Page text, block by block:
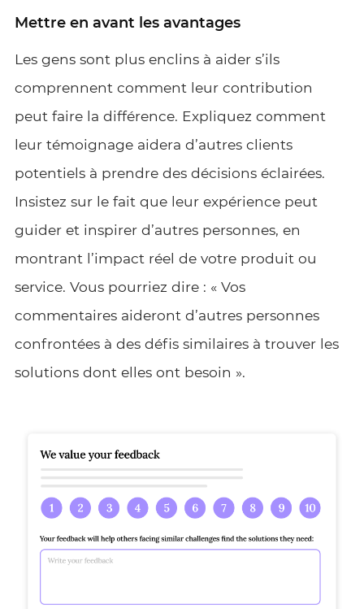
Mettre en avant les avantages
Les gens sont plus enclins à aider s’ils
comprennent comment leur contribution
peut faire la différence. Expliquez comment
leur témoignage aidera d’autres clients
potentiels à prendre des décisions éclairées.
Insistez sur le fait que leur expérience peut
guider et inspirer d’autres personnes, en
montrant l’impact réel de votre produit ou
service. Vous pourriez dire : « Vos
commentaires aideront d’autres personnes
confrontées à des défis similaires à trouver les
solutions dont elles ont besoin ».